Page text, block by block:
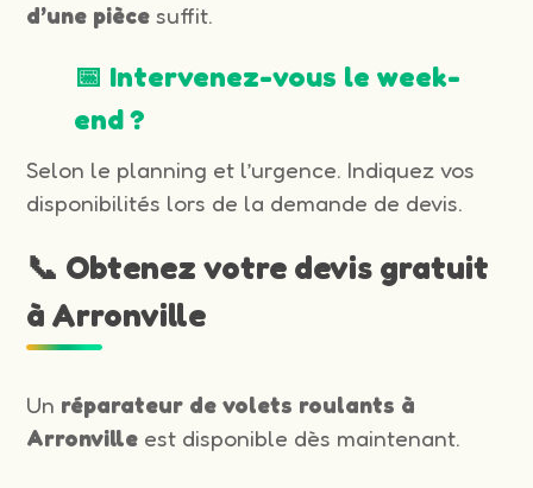
d’une pièce suffit.
📅 Intervenez-vous le week-
end ?
Selon le planning et l’urgence. Indiquez vos
disponibilités lors de la demande de devis.
📞 Obtenez votre devis gratuit
à Arronville
Un réparateur de volets roulants à
Arronville est disponible dès maintenant.